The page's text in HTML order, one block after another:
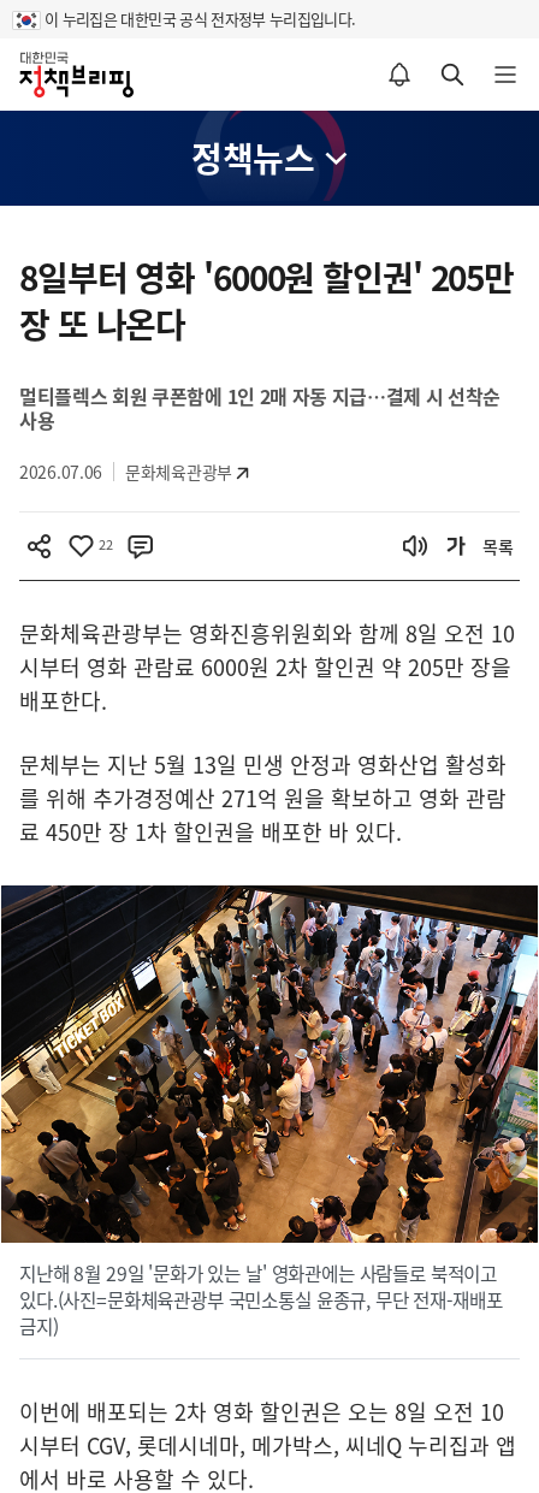
이 누리집은 대한민국 공식 전자정부 누리집입니다.
홈
알림설정 바로가기 검색 바로가기 메뉴 열기
정책뉴스
텐
츠
영
8일부터 영화 '6000원 할인권' 205만
장 또 나온다
멀티플렉스 회원 쿠폰함에 1인 2매 자동 지급…결제 시 선착순
사용
2026.07.06 문화체육관광부
22 목록
문화체육관광부는 영화진흥위원회와 함께 8일 오전 10
시부터 영화 관람료 6000원 2차 할인권 약 205만 장을
배포한다.
문체부는 지난 5월 13일 민생 안정과 영화산업 활성화
를 위해 추가경정예산 271억 원을 확보하고 영화 관람
료 450만 장 1차 할인권을 배포한 바 있다.
지난해 8월 29일 '문화가 있는 날' 영화관에는 사람들로 북적이고
있다.(사진=문화체육관광부 국민소통실 윤종규, 무단 전재-재배포
금지)
이번에 배포되는 2차 영화 할인권은 오는 8일 오전 10
시부터 CGV, 롯데시네마, 메가박스, 씨네Q 누리집과 앱
에서 바로 사용할 수 있다.